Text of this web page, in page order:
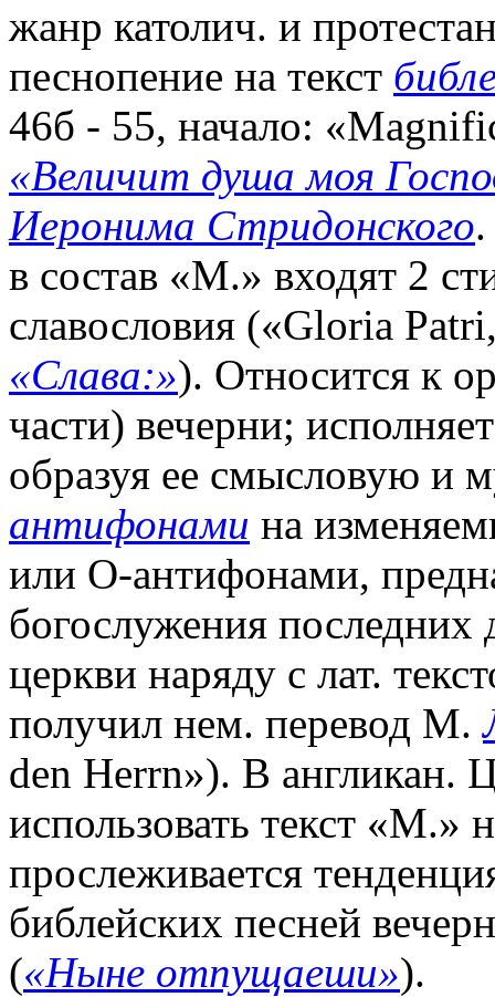
жанр католич. и
песнопение на текст
46б - 55, начало:
«Величит душа моя
Иеронима Стридонского
в состав «М.» входят 2
славословия («Gloria
«Слава:»). Относится к
части) вечерни;
образуя ее смысловую и
антифонами на
или О-антифонами,
богослужения последних
церкви наряду с лат.
получил нем. перевод М.
den Herrn»). В англикан.
использовать текст «М.»
прослеживается
библейских песней
(«Ныне отпущаеши»).